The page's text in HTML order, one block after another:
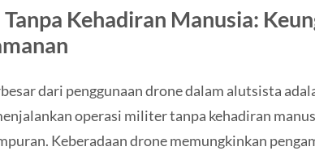
Kehadiran Manusia:
dari penggunaan drone dalam alutsista
operasi militer tanpa kehadiran
Keberadaan drone memungkinkan